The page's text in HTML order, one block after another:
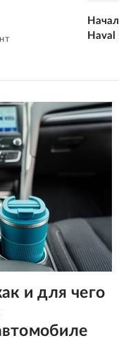
Haval
и для чего